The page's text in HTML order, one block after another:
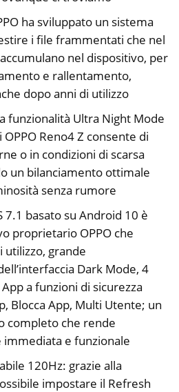
ha sviluppato un sistema
i file frammentati che nel
nel dispositivo, per
e rallentamento,
dopo anni di utilizzo
funzionalità Ultra Night Mode
Reno4 Z consente di
o in condizioni di scarsa
un bilanciamento ottimale
senza rumore
7.1 basato su Android 10 è
proprietario OPPO che
utilizzo, grande
Dark Mode, 4
a funzioni di sicurezza
Blocca App, Multi Utente; un
completo che rende
immediata e funzionale
120Hz: grazie alla
impostare il Refresh